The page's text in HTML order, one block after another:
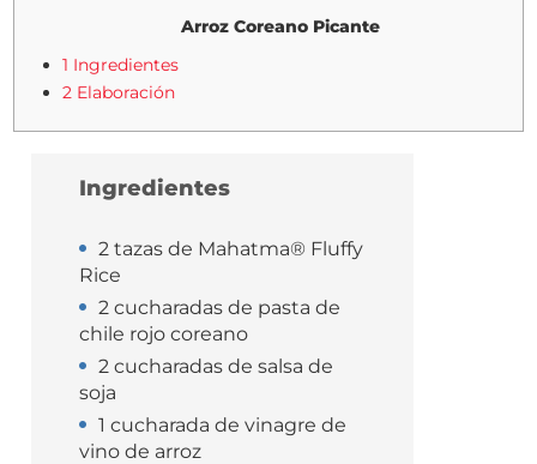
Arroz Coreano Picante
1 Ingredientes
2 Elaboración
Ingredientes
2 tazas de Mahatma® Fluffy
Rice
2 cucharadas de pasta de
chile rojo coreano
2 cucharadas de salsa de
soja
1 cucharada de vinagre de
vino de arroz